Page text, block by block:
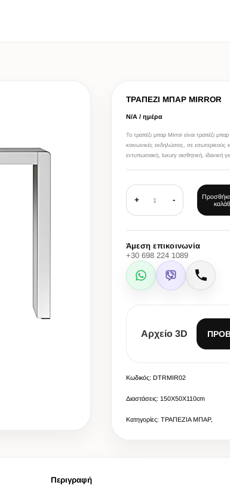
ΤΡΑΠΕΖΙ ΜΠΑΡ MIRROR
Ν/Α / ημέρα
Το τραπέζι μπαρ Mirror είναι τραπέζι
κοινωνικές εκδηλώσεις, σε
εντυπωσιακή, luxury αισθητική, ιδανική
+ 1 -
Άμεση επικοινωνία
+30 698 224 1089
WhatsApp
Viber Κλήση
Αρχείο 3D
Κωδικός: DTRMIR02
Διαστάσεις: 150Χ50Χ110cm
Κατηγορίες: ΤΡΑΠΕΖΙΑ ΜΠΑΡ,
Περιγραφή